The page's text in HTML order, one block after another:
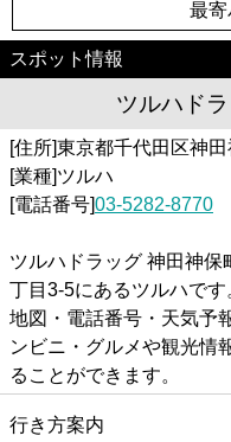
最
スポット情報
ツルハド
[住所]東京都千代田区神
[業種]ツルハ
[電話番号]03-5282-8770
ツルハドラッグ 神田神
丁目3-5にあるツルハで
地図・電話番号・天気予
ンビニ・グルメや観光情
ることができます。
行き方案内